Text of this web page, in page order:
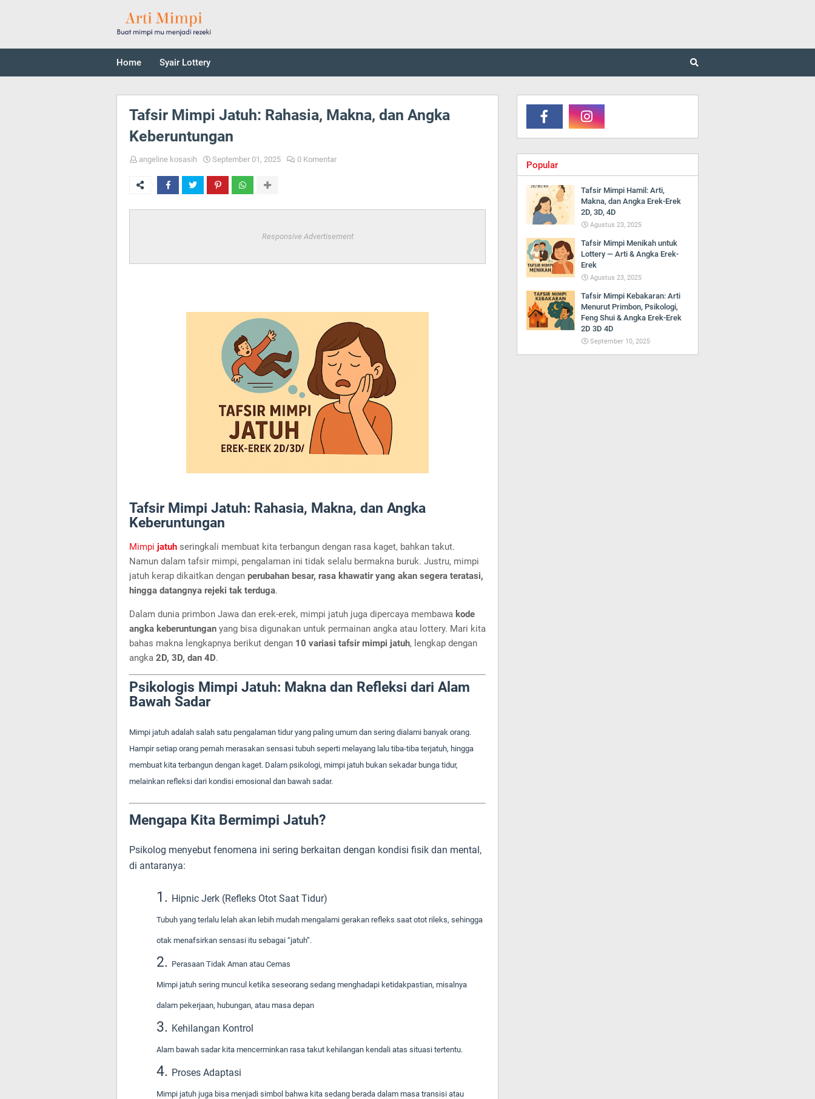
Home Syair Lottery
Tafsir Mimpi Jatuh: Rahasia, Makna, dan Angka
Keberuntungan
angeline kosasih September 01, 2025 0 Komentar
Responsive Advertisement
Tafsir Mimpi Jatuh: Rahasia, Makna, dan Angka
Keberuntungan
Mimpi jatuh seringkali membuat kita terbangun dengan rasa kaget, bahkan takut.
Namun dalam tafsir mimpi, pengalaman ini tidak selalu bermakna buruk. Justru, mimpi
jatuh kerap dikaitkan dengan perubahan besar, rasa khawatir yang akan segera teratasi,
hingga datangnya rejeki tak terduga.
Dalam dunia primbon Jawa dan erek-erek, mimpi jatuh juga dipercaya membawa kode
angka keberuntungan yang bisa digunakan untuk permainan angka atau lottery. Mari kita
bahas makna lengkapnya berikut dengan 10 variasi tafsir mimpi jatuh, lengkap dengan
angka 2D, 3D, dan 4D.
Psikologis Mimpi Jatuh: Makna dan Refleksi dari Alam
Bawah Sadar
Mimpi jatuh adalah salah satu pengalaman tidur yang paling umum dan sering dialami banyak orang.
Hampir setiap orang pernah merasakan sensasi tubuh seperti melayang lalu tiba-tiba terjatuh, hingga
membuat kita terbangun dengan kaget. Dalam psikologi, mimpi jatuh bukan sekadar bunga tidur,
melainkan refleksi dari kondisi emosional dan bawah sadar.
Mengapa Kita Bermimpi Jatuh?
Psikolog menyebut fenomena ini sering berkaitan dengan kondisi fisik dan mental,
di antaranya:
Hipnic Jerk (Refleks Otot Saat Tidur)
Tubuh yang terlalu lelah akan lebih mudah mengalami gerakan refleks saat otot rileks, sehingga
otak menafsirkan sensasi itu sebagai “jatuh”.
Perasaan Tidak Aman atau Cemas
Mimpi jatuh sering muncul ketika seseorang sedang menghadapi ketidakpastian, misalnya
dalam pekerjaan, hubungan, atau masa depan
Kehilangan Kontrol
Alam bawah sadar kita mencerminkan rasa takut kehilangan kendali atas situasi tertentu.
Proses Adaptasi
Mimpi jatuh juga bisa menjadi simbol bahwa kita sedang berada dalam masa transisi atau
Popular
Tafsir Mimpi Hamil: Arti,
Makna, dan Angka Erek-Erek
2D, 3D, 4D
Agustus 23, 2025
Tafsir Mimpi Menikah untuk
Lottery — Arti & Angka Erek-
Erek
Agustus 23, 2025
Tafsir Mimpi Kebakaran: Arti
Menurut Primbon, Psikologi,
Feng Shui & Angka Erek-Erek
2D 3D 4D
September 10, 2025